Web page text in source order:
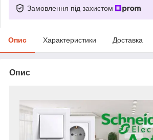
Замовлення під захистом
Опис Характеристики Доставка
Опис